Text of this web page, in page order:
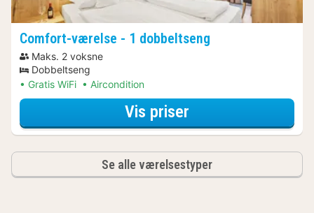
Comfort-værelse - 1 dobbeltseng
Maks. 2 voksne
Dobbeltseng
Gratis WiFi
Aircondition
Vis priser
Se alle værelsestyper